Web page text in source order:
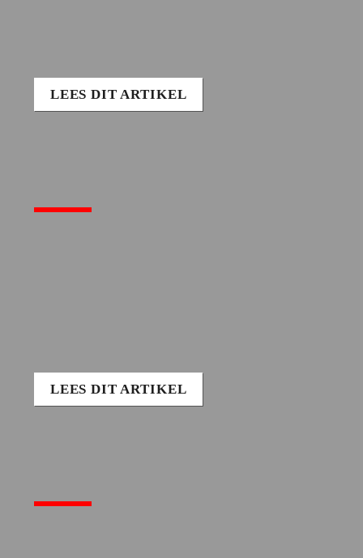
LEES DIT ARTIKEL
LEES DIT ARTIKEL